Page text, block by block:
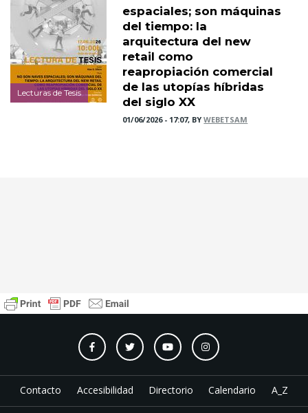
Lecturas de Tesis
espaciales; son máquinas
del tiempo: la
arquitectura del new
retail como
reapropiación comercial
de las utopías híbridas
del siglo XX
01/06/2026 - 17:07, BYWEBETSAM
Contacto Accesibilidad Directorio Calendario A_Z